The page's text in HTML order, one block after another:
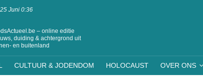
Juni 0:36
– online editie
duiding & achtergrond uit
en buitenland
CULTUUR & JODENDOM HOLOCAUST OVER ONS